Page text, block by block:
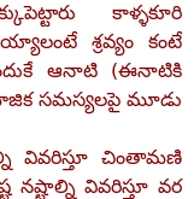
కాళ్ళకూరి
శ్రవ్యం కంటే
ఆనాటి (ఈనాటికి
సమస్యలపై మూడు
వివరిస్తూ చింతామణి
నష్టాల్ని వివరిస్తూ వర